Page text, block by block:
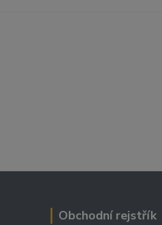
Obchodní rejstřík